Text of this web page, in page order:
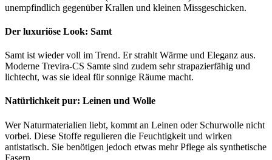
unempfindlich gegenüber Krallen und kleinen Missgeschicken.
Der luxuriöse Look: Samt
Samt ist wieder voll im Trend. Er strahlt Wärme und Eleganz aus.
Moderne Trevira-CS Samte sind zudem sehr strapazierfähig und
lichtecht, was sie ideal für sonnige Räume macht.
Natürlichkeit pur: Leinen und Wolle
Wer Naturmaterialien liebt, kommt an Leinen oder Schurwolle nicht
vorbei. Diese Stoffe regulieren die Feuchtigkeit und wirken
antistatisch. Sie benötigen jedoch etwas mehr Pflege als synthetische
Fasern.